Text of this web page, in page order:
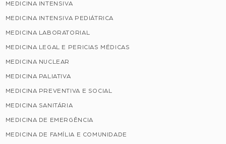
MEDICINA INTENSIVA
MEDICINA INTENSIVA PEDIÁTRICA
MEDICINA LABORATORIAL
MEDICINA LEGAL E PERICIAS MÉDICAS
MEDICINA NUCLEAR
MEDICINA PALIATIVA
MEDICINA PREVENTIVA E SOCIAL
MEDICINA SANITÁRIA
MEDICINA DE EMERGÊNCIA
MEDICINA DE FAMÍLIA E COMUNIDADE